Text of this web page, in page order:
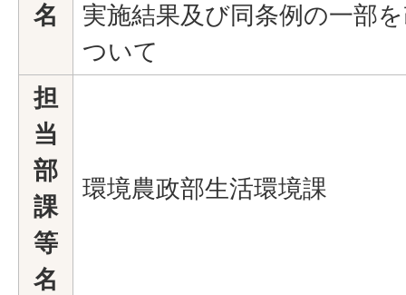
名
実施結果及び同条例の一部
ついて
担
当
部
課
等
名
環境農政部生活環境課